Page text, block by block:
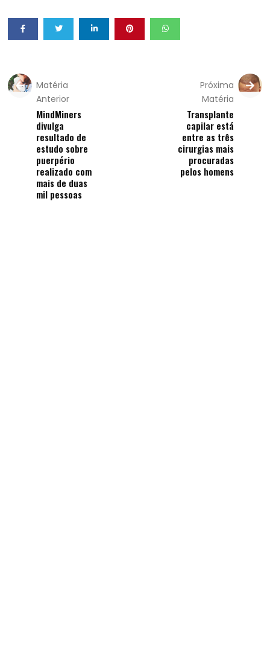
Matéria
Anterior
MindMiners
divulga
resultado de
estudo sobre
puerpério
realizado com
mais de duas
mil pessoas
Próxima
Matéria
Transplante
capilar está
entre as três
cirurgias mais
procuradas
pelos homens